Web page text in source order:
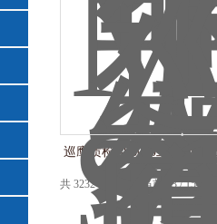
巡鹰质检GS8000工程级无
共 3232 条记录，当前 33 / 154